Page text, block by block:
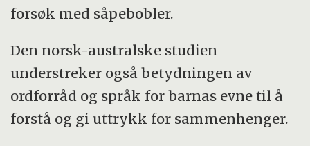
forsøk med såpebobler.
Den norsk-australske studien
understreker også betydningen av
ordforråd og språk for barnas evne til å
forstå og gi uttrykk for sammenhenger.